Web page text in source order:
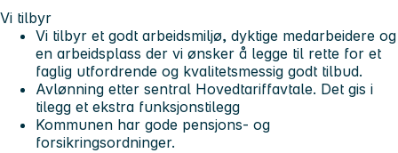
Vi tilbyr
Vi tilbyr et godt arbeidsmiljø, dyktige medarbeidere og
en arbeidsplass der vi ønsker å legge til rette for et
faglig utfordrende og kvalitetsmessig godt tilbud.
Avlønning etter sentral Hovedtariffavtale. Det gis i
tilegg et ekstra funksjonstilegg
Kommunen har gode pensjons- og
forsikringsordninger.